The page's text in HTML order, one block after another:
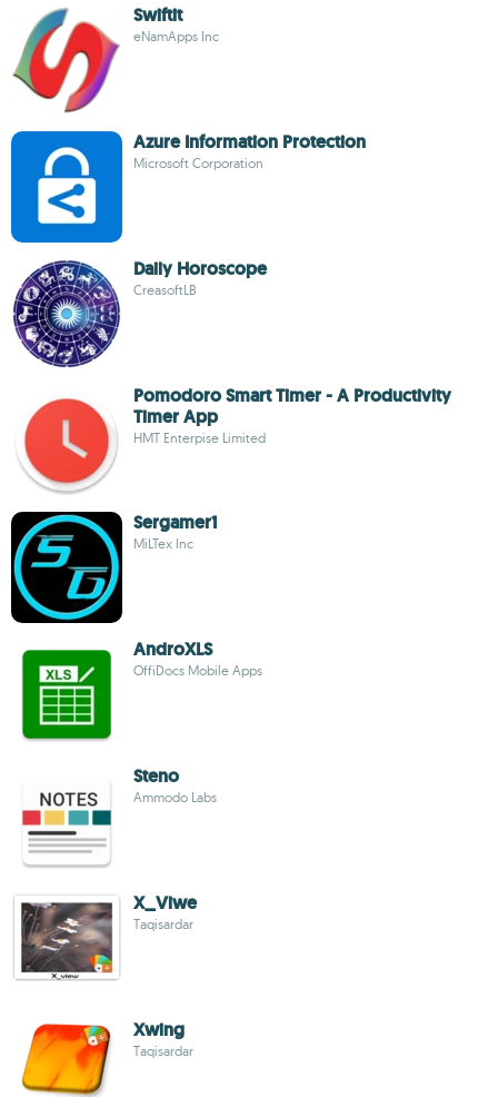
Swiftit
eNamApps Inc
Azure Information Protection
Microsoft Corporation
Daily Horoscope
CreasoftLB
Pomodoro Smart Timer - A Productivity
Timer App
HMT Enterpise Limited
Sergamer1
MiLTex Inc
AndroXLS
OffiDocs Mobile Apps
Steno
Ammodo Labs
X_Viwe
Taqisardar
Xwing
Taqisardar